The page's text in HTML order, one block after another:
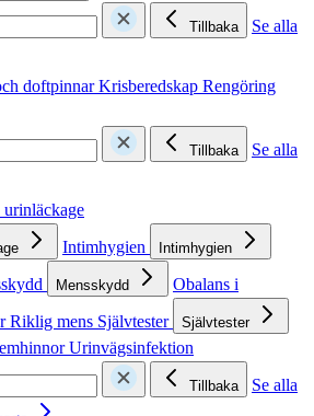
Tillbaka
Se alla
doftpinnarKrisberedskap Rengöring
Tillbaka
Se alla
Intimhygien Intimhygien
Mensskydd
Obalans i
Riklig mens Självtester Självtester
Urinvägsinfektion
Tillbaka
Se alla